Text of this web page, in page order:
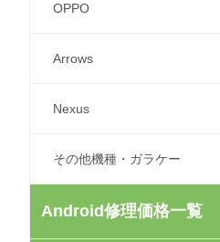
OPPO
Arrows
Nexus
その他機種・ガラケー
Android修理価格一覧